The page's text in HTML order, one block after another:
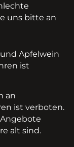
uns bitte an
Apfelwein
ist
an
ist verboten.
alt sind.